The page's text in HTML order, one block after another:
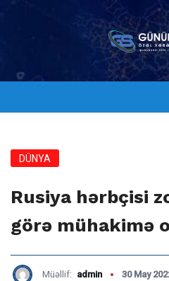
DÜNYA
Rusiya hərbçisi
görə mühakimə
Müəllif: admin 30 May